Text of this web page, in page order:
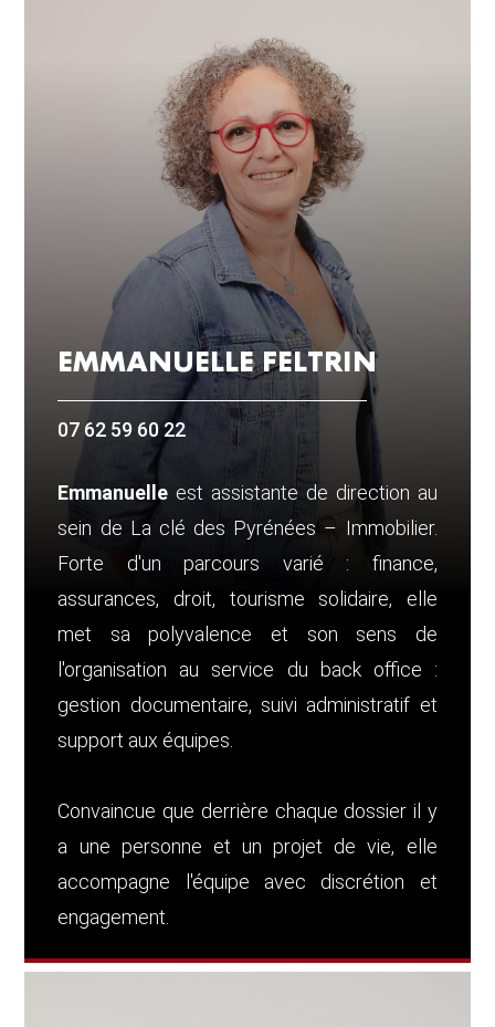
EMMANUELLE FELTRIN
07 62 59 60 22
Emmanuelle est assistante de direction au
sein de La clé des Pyrénées – Immobilier.
Forte d'un parcours varié : finance,
assurances, droit, tourisme solidaire, elle
met sa polyvalence et son sens de
l'organisation au service du back office :
gestion documentaire, suivi administratif et
support aux équipes.
Convaincue que derrière chaque dossier il y
a une personne et un projet de vie, elle
accompagne l'équipe avec discrétion et
engagement.